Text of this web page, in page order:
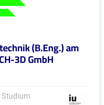
(B.Eng.) am
3D GmbH
Studium